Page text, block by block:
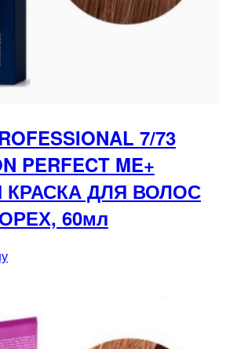
7/73
PERFECT ME+
КРАСКА ДЛЯ ВОЛОС
60мл